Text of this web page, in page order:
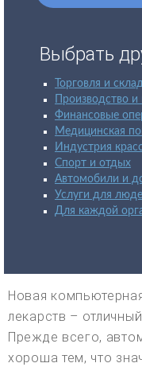
Выбрать
Торговля и склад
Производство
Финансовые
Медицинская
Индустрия
Спорт и отдых
Автомобили и
Услуги для
Для каждой
Новая
лекарств –
Прежде всего,
хороша тем, что